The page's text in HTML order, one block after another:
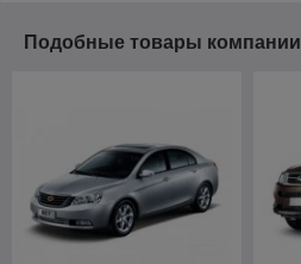
Подобные товары компании